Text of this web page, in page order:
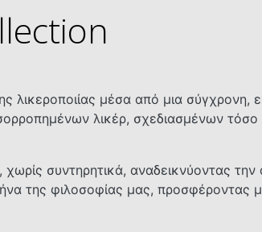
λικεροποιίας μέσα από μια σύγχρονη,
λικέρ, σχεδιασμένων τόσο
συντηρητικά, αναδεικνύοντας
της φιλοσοφίας μας, προσφέροντας